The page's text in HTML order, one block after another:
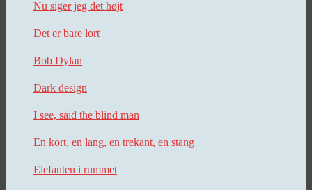
Nu siger jeg det højt
Det er bare lort
Bob Dylan
Dark design
I see, said the blind man
En kort, en lang, en trekant, en stang
Elefanten i rummet